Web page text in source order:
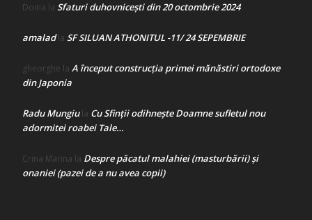
Doina la Sfaturi duhovnicești din 20 octombrie 2024
amaladla SF SILUAN ATHONITUL -11/ 24 SEPEMBRIE
gheorghe la A început construcţia primei mănăstiri ortodoxe
din Japonia
Radu Mungiula Cu Sfinții odihnește Doamne sufletul nou
adormitei roabei Tale…
Crina Marina la Despre păcatul malahiei (masturbării) şi
onaniei (pazei de a nu avea copii)